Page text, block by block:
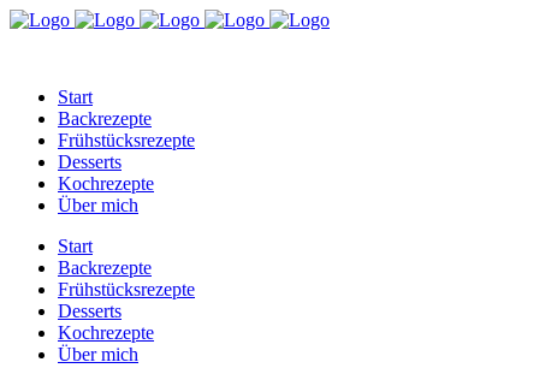
Start
Backrezepte
Frühstücksrezepte
Desserts
Kochrezepte
Über mich
Start
Backrezepte
Frühstücksrezepte
Desserts
Kochrezepte
Über mich